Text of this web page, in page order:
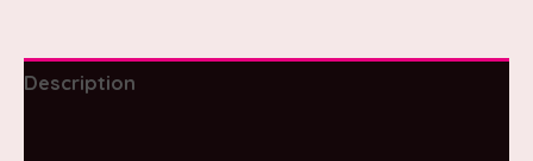
Description